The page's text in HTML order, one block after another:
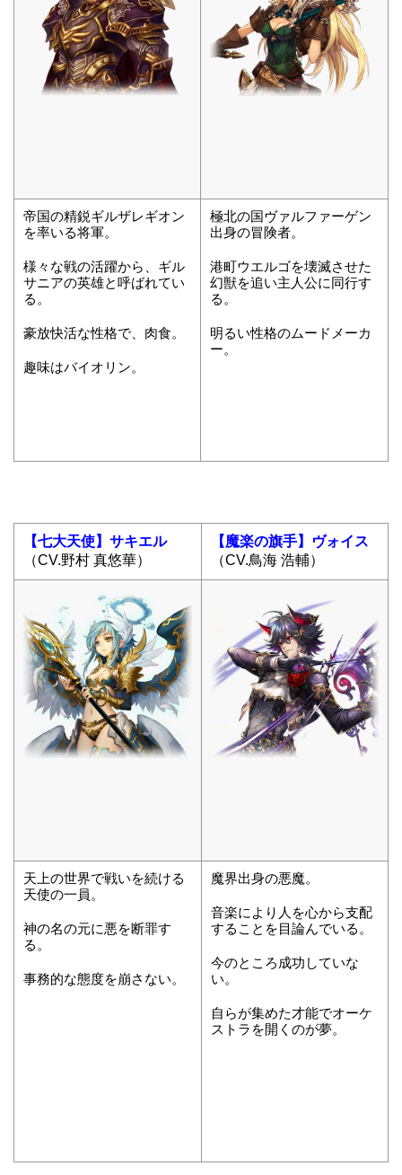
帝国の精鋭ギルザレギオン
を率いる将軍。
様々な戦の活躍から、ギル
サニアの英雄と呼ばれてい
る。
豪放快活な性格で、肉食。
趣味はバイオリン。
極北の国ヴァルファーゲン
出身の冒険者。
港町ウエルゴを壊滅させた
幻獣を追い主人公に同行す
る。
明るい性格のムードメーカ
ー。
【七大天使】サキエル
（CV.野村 真悠華）
【魔楽の旗手】ヴォイス
（CV.鳥海 浩輔）
天上の世界で戦いを続ける
天使の一員。
神の名の元に悪を断罪す
る。
事務的な態度を崩さない。
魔界出身の悪魔。
音楽により人を心から支配
することを目論んでいる。
今のところ成功していな
い。
自らが集めた才能でオーケ
ストラを開くのが夢。